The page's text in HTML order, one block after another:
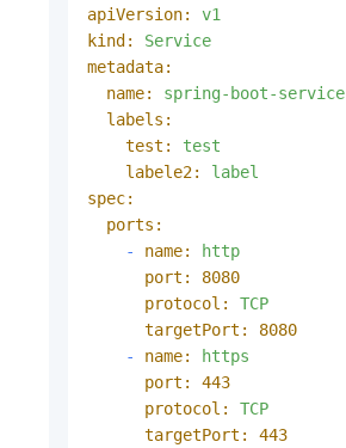
apiVersion:
v1
kind:
Service
metadata:
name:
spring-boot-service
labels:
test:
test
labele2:
label
spec:
ports:
-
name:
http
port:
8080
protocol:
TCP
targetPort:
8080
-
name:
https
port:
443
protocol:
TCP
targetPort:
443